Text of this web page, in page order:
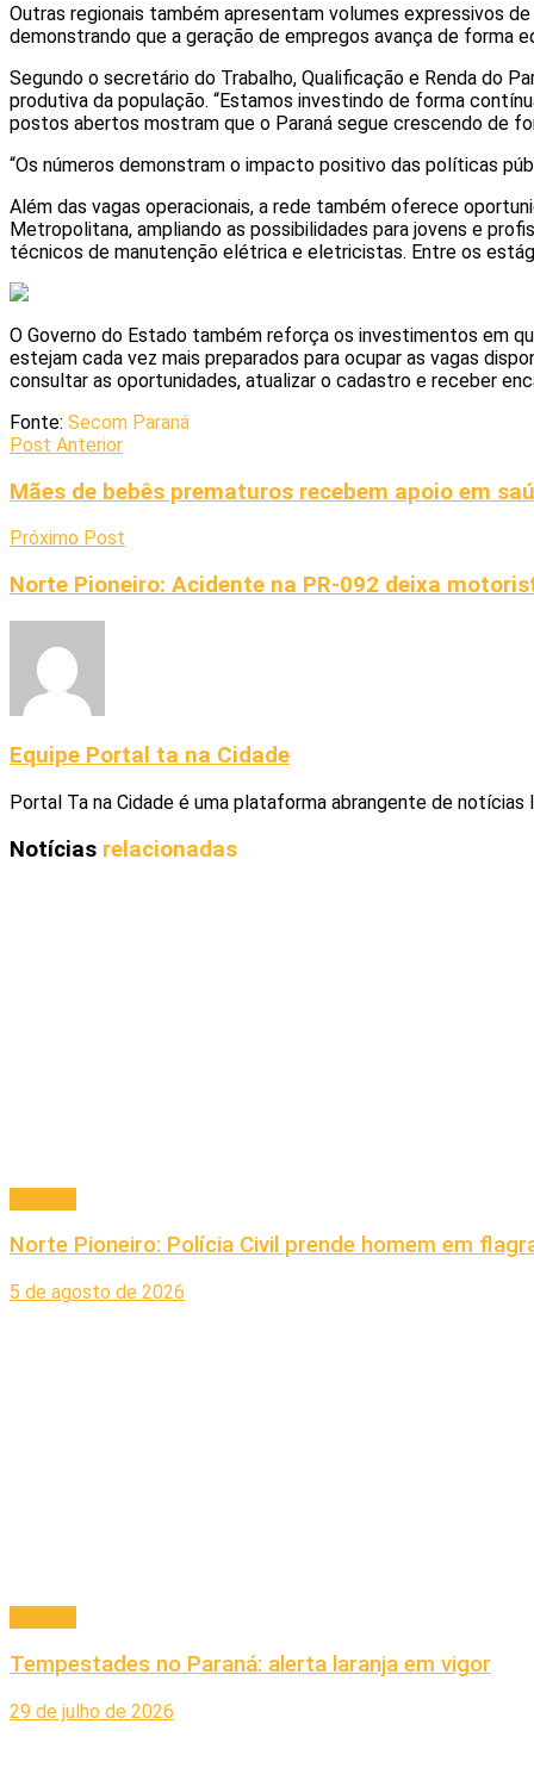
Outras regionais também apresentam volumes expressivos de
demonstrando que a geração de empregos avança de forma
Segundo o secretário do Trabalho, Qualificação e Renda do
produtiva da população. “Estamos investindo de forma
postos abertos mostram que o Paraná segue crescendo de
“Os números demonstram o impacto positivo das políticas
Além das vagas operacionais, a rede também oferece
Metropolitana, ampliando as possibilidades para jovens e
técnicos de manutenção elétrica e eletricistas. Entre os
O Governo do Estado também reforça os investimentos em
estejam cada vez mais preparados para ocupar as vagas
consultar as oportunidades, atualizar o cadastro e receber
Fonte: Secom Paraná
Post Anterior
Mães de bebês prematuros recebem apoio em
Próximo Post
Norte Pioneiro: Acidente na PR-092 deixa
Equipe Portal ta na Cidade
Portal Ta na Cidade é uma plataforma abrangente de
Notícias relacionadas
Norte Pioneiro: Polícia Civil prende homem em
5 de agosto de 2026
Tempestades no Paraná: alerta laranja em vigor
29 de julho de 2026